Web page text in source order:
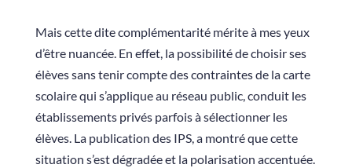
Mais cette dite complémentarité mérite à mes yeux
d’être nuancée. En effet, la possibilité de choisir ses
élèves sans tenir compte des contraintes de la carte
scolaire qui s’applique au réseau public, conduit les
établissements privés parfois à sélectionner les
élèves. La publication des IPS, a montré que cette
situation s’est dégradée et la polarisation accentuée.